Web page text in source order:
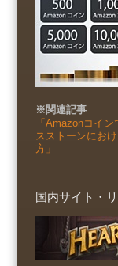
※関連記事
「Amazonコイ
スストーンにお
方」
国内サイト・